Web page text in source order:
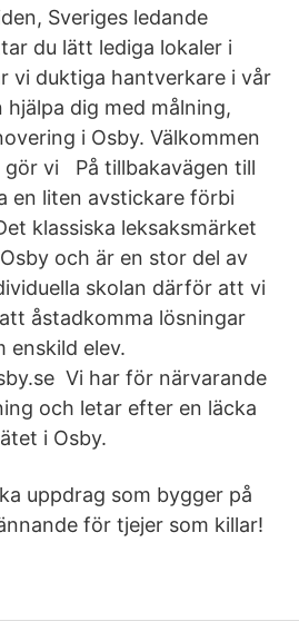
Sveriges ledande
du lätt lediga lokaler i
vi duktiga hantverkare i vår
dig med målning,
i Osby. Välkommen
vi På tillbakavägen till
en liten avstickare förbi
klassiska leksaksmärket
och är en stor del av
skolan därför att vi
åstadkomma lösningar
enskild elev.
Vi har för närvarande
och letar efter en läcka
i Osby.
uppdrag som bygger på
för tjejer som killar!